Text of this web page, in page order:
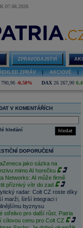
07.08.2026
ZPRAVODAJSTVÍ
ZPRÁV AKCIOVÉ
790,96 -0,50% DAX 26 267,90
V KOMENTÁŘÍCH
hledat
hledání
DOPORUČENÍ
jako sázka na
mimo AI horečku
Networks: AI může firmě
příznivý vítr do zad
radar: Colt CZ roste díky
marži, širší integraci i
byznysu
střelivo pro další růst. Patria
cílovou cenu pro Colt CZ